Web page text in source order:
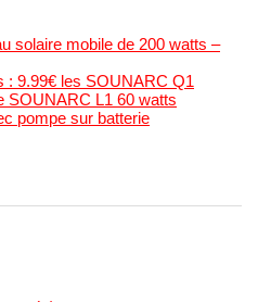
solaire mobile de 200 watts –
: 9.99€ les SOUNARC Q1
SOUNARC L1 60 watts
pompe sur batterie